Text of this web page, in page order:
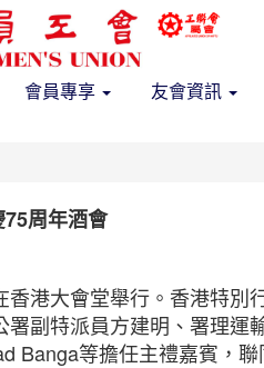
會員專享 友會資訊
周年酒會
港大會堂舉行。香港特別
副特派員方建明、署理運
Banga等擔任主禮嘉賓，